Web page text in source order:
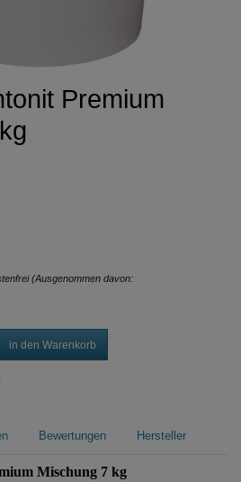
Premium
(Ausgenommen davon:
in den Warenkorb
Bewertungen Hersteller
Mischung 7 kg